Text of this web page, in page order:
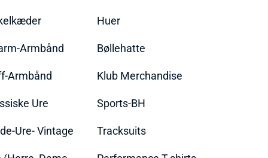
Armbånd
Armbånd
Ure
Ure- Vintage
Huer
Bøllehatte
Klub Merchandise
Sports-BH
Tracksuits